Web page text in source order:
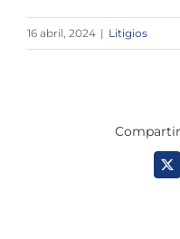
16 abril, 2024 | Litigios
X